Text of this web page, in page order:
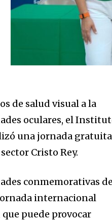
de salud visual a la
oculares, el
una jornada gratuita
Cristo Rey.
conmemorativas
internacional
puede provocar